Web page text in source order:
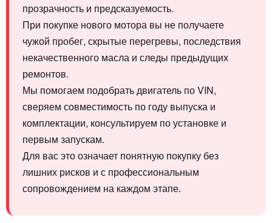
прозрачность и предсказуемость.
При покупке нового мотора вы не получаете
чужой пробег, скрытые перегревы, последствия
некачественного масла и следы предыдущих
ремонтов.
Мы помогаем подобрать двигатель по VIN,
сверяем совместимость по году выпуска и
комплектации, консультируем по установке и
первым запускам.
Для вас это означает понятную покупку без
лишних рисков и с профессиональным
сопровождением на каждом этапе.